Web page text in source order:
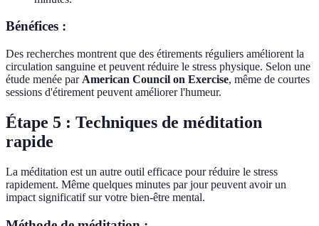
Bénéfices :
Des recherches montrent que des étirements réguliers améliorent la
circulation sanguine et peuvent réduire le stress physique. Selon une
étude menée par American Council on Exercise, même de courtes
sessions d'étirement peuvent améliorer l'humeur.
Étape 5 : Techniques de méditation
rapide
La méditation est un autre outil efficace pour réduire le stress
rapidement. Même quelques minutes par jour peuvent avoir un
impact significatif sur votre bien-être mental.